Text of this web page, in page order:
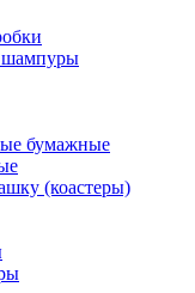
шампуры
бумажные
(коастеры)